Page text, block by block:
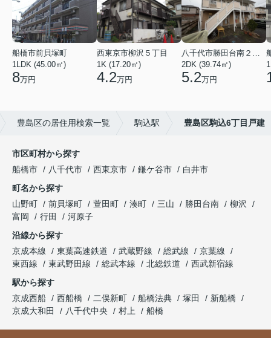
船橋市前貝塚町
1LDK (45.00㎡)
8万円
西東京市柳沢５丁目
1K (17.20㎡)
4.2万円
八千代市勝田台南２丁目
2DK (39.74㎡)
5.2万円
豊島区の居住用検索一覧 駒込駅 豊島区駒込6丁目戸建
市区町村から探す
船橋市
八千代市 西東京市 鎌ケ谷市
白井市
町名から探す
山野町
前貝塚町 萱田町 湊町 三山 勝田台南
柳沢
富岡
行田
河原子
沿線から探す
京成本線
東葉高速鉄道 武蔵野線 総武線
京葉線
東西線
東武野田線 総武本線 北総鉄道
西武新宿線
駅から探す
京成西船
西船橋 二俣新町 船橋法典 塚田
新船橋
京成大和田
八千代中央 村上 船橋